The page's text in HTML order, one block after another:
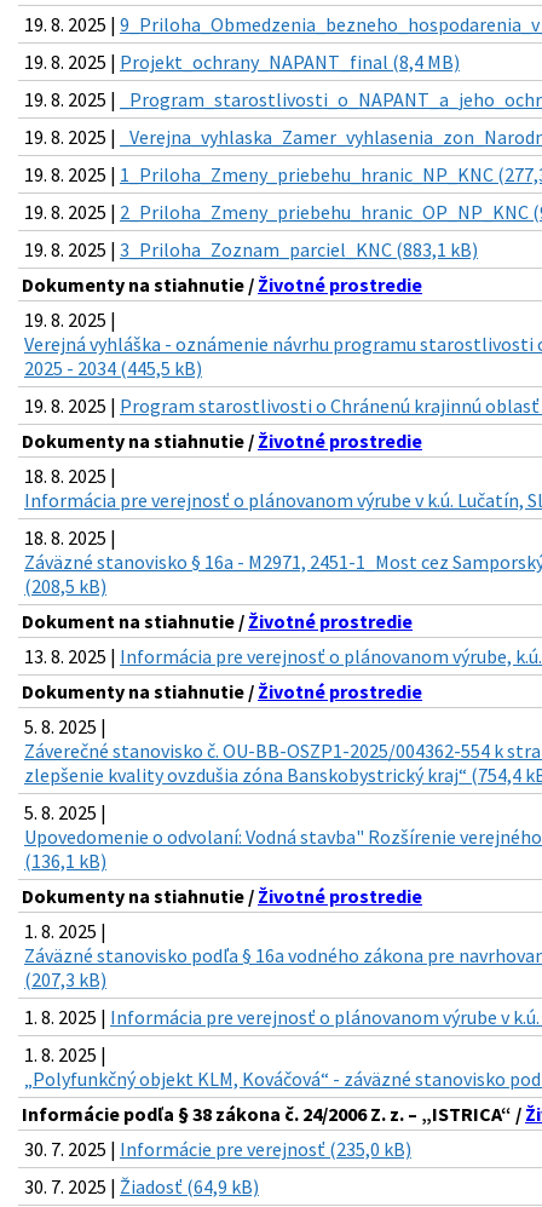
19. 8. 2025 |
19. 8. 2025 | Projekt_ochrany_NAPANT_final (8,4 MB)
19. 8. 2025 |
19. 8. 2025 |
19. 8. 2025 | 1_Priloha_Zmeny_priebehu_hranic_NP_KNC
19. 8. 2025 | 2_Priloha_Zmeny_priebehu_hranic_OP_NP_KNC
19. 8. 2025 | 3_Priloha_Zoznam_parciel_KNC (883,1 kB)
Dokumenty na stiahnutie / Životné prostredie
19. 8. 2025 |
Verejná vyhláška - oznámenie návrhu programu
2025 - 2034 (445,5 kB)
19. 8. 2025 | Program starostlivosti o Chránenú krajinnú oblasť
Dokumenty na stiahnutie / Životné prostredie
18. 8. 2025 |
Informácia pre verejnosť o plánovanom výrube v k.ú. Lučatín,
18. 8. 2025 |
Záväzné stanovisko § 16a - M2971, 2451-1_Most cez
(208,5 kB)
Dokument na stiahnutie / Životné prostredie
13. 8. 2025 | Informácia pre verejnosť o plánovanom výrube,
Dokumenty na stiahnutie / Životné prostredie
5. 8. 2025 |
Záverečné stanovisko č. OU-BB-OSZP1-2025/004362-554 k
zlepšenie kvality ovzdušia zóna Banskobystrický kraj“ (754,4
5. 8. 2025 |
Upovedomenie o odvolaní: Vodná stavba" Rozšírenie
(136,1 kB)
Dokumenty na stiahnutie / Životné prostredie
1. 8. 2025 |
Záväzné stanovisko podľa § 16a vodného zákona pre
(207,3 kB)
1. 8. 2025 | Informácia pre verejnosť o plánovanom výrube v
1. 8. 2025 |
„Polyfunkčný objekt KLM, Kováčová“ - záväzné stanovisko
Informácie podľa § 38 zákona č. 24/2006 Z. z. – „ISTRICA“ /
30. 7. 2025 | Informácie pre verejnosť (235,0 kB)
30. 7. 2025 | Žiadosť (64,9 kB)